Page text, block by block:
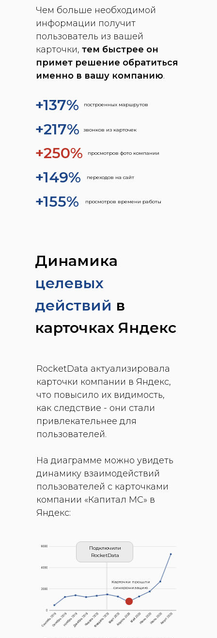
Чем больше необходимой
информации получит
пользователь из вашей
карточки, тем быстрее он
примет решение обратиться
именно в вашу компанию.
+250% просмотров фото компании
+137% построенных маршрутов
+149% переходов на сайт
+217% звонков из карточек
+155% просмотров времени работы
Динамика
целевых
действий в
карточках Яндекс
RocketData актуализировала
карточки компании в Яндекс,
что повысило их видимость,
как следствие - они стали
привлекательнее для
пользователей.
На диаграмме можно увидеть
динамику взаимодействий
пользователей с карточками
компании «Капитал МС» в
Яндекс:
Подключили
RocketData
Карточки прошли
синхронизацию